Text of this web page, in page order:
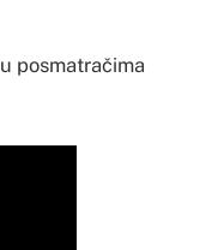
posmatračima